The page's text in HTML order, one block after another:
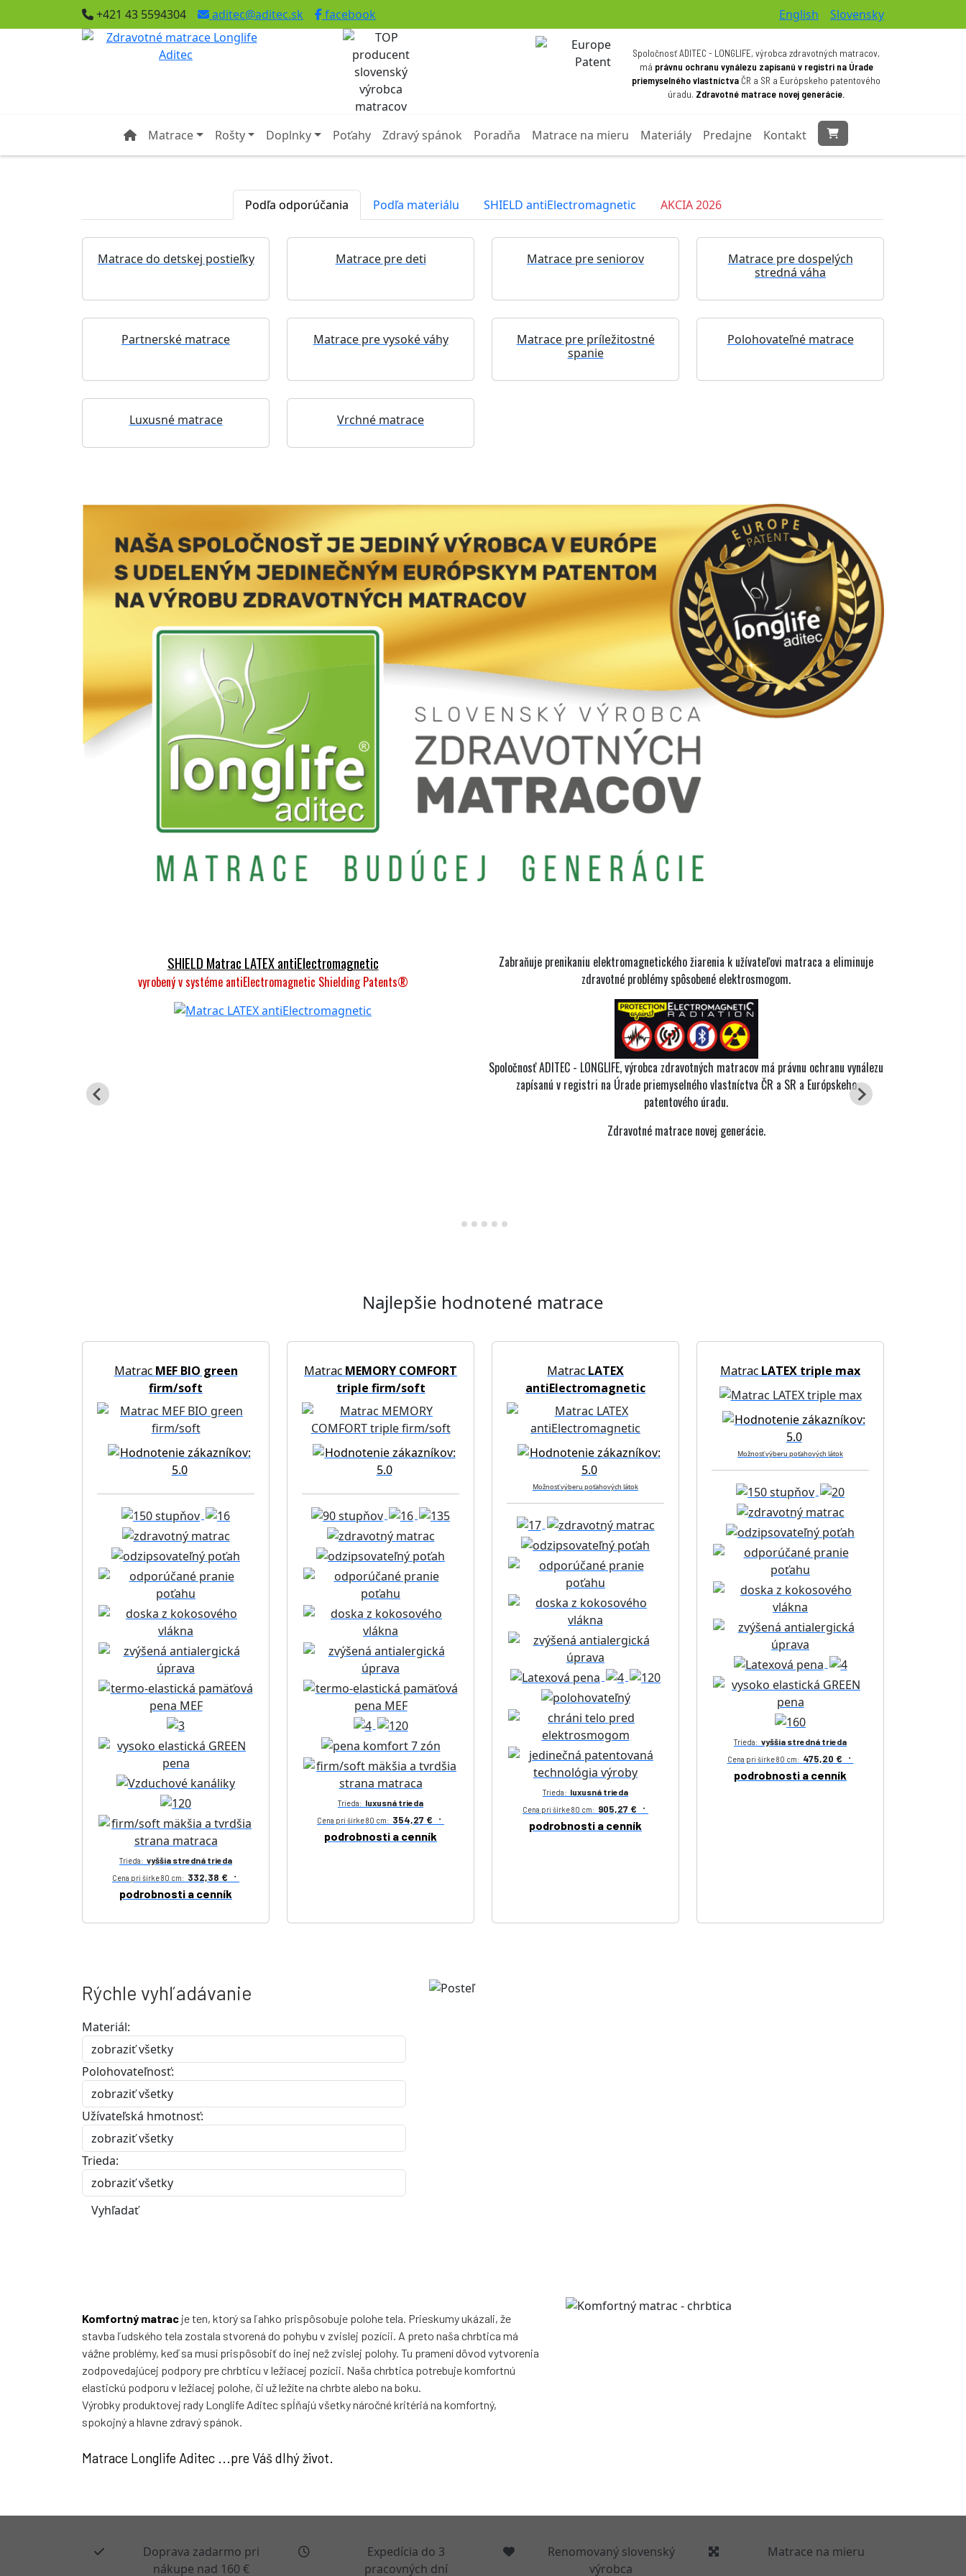
+421 43 5594304 aditec@aditec.sk facebook English Slovensky
Spoločnosť ADITEC - LONGLIFE, výrobca zdravotných matracov,
má právnu ochranu vynálezu zapísanú v registri na Úrade
priemyselného vlastníctvaČR a SR a Európskeho patentového
úradu. Zdravotné matrace novej generácie.
Matrace Rošty Doplnky Poťahy Zdravý spánok Poradňa Matrace na mieru Materiály Predajne Kontakt
Podľa odporúčania Podľa materiálu SHIELD antiElectromagnetic AKCIA 2026
Matrace do detskej postieľky Matrace pre deti Matrace pre seniorov
Matrace pre dospelých
stredná váha
Partnerské matrace Matrace pre vysoké váhy
Matrace pre príležitostné
spanie
Polohovateľné matrace
Luxusné matrace Vrchné matrace
SHIELD Matrac LATEX antiElectromagnetic
vyrobený v systéme antiElectromagnetic Shielding Patents®
Zabraňuje prenikaniu elektromagnetického žiarenia k užívateľovi matraca a eliminuje
zdravotné problémy spôsobené elektrosmogom.
Spoločnosť ADITEC - LONGLIFE, výrobca zdravotných matracov má právnu ochranu vynálezu
zapísanú v registri na Úrade priemyselného vlastníctva ČR a SR a Európskeho
patentového úradu.
Zdravotné matrace novej generácie.
Najlepšie hodnotené matrace
Matrac MEF BIO green
firm/soft
Trieda: vyššia stredná trieda
Cena pri šírke 80 cm: 332,38 € ·
podrobnosti a cenník
Matrac MEMORY COMFORT
triple firm/soft
Trieda: luxusná trieda
Cena pri šírke 80 cm: 354,27 € ·
podrobnosti a cenník
Matrac LATEX
antiElectromagnetic
Možnosť výberu poťahových látok
Trieda: luxusná trieda
Cena pri šírke 80 cm: 905,27 € ·
podrobnosti a cenník
Matrac LATEX triple max
Možnosť výberu poťahových látok
Trieda: vyššia stredná trieda
Cena pri šírke 80 cm: 475,20 € ·
podrobnosti a cenník
Rýchle vyhľadávanie
Materiál:
Polohovateľnosť:
Užívateľská hmotnosť:
Trieda:
Vyhľadať
Komfortný matrac je ten, ktorý sa ľahko prispôsobuje polohe tela. Prieskumy ukázali, že
stavba ľudského tela zostala stvorená do pohybu v zvislej pozícii. A preto naša chrbtica má
vážne problémy, keď sa musí prispôsobiť do inej než zvislej polohy. Tu pramení dôvod vytvorenia
zodpovedajúcej podpory pre chrbticu v ležiacej pozícii. Naša chrbtica potrebuje komfortnú
elastickú podporu v ležiacej polohe, či už ležíte na chrbte alebo na boku.
Výrobky produktovej rady Longlife Aditec spĺňajú všetky náročné kritériá na komfortný,
spokojný a hlavne zdravý spánok.
Matrace Longlife Aditec ...pre Váš dlhý život.
Doprava zadarmo pri
nákupe nad 160 €
Expedícia do 3
pracovných dní
Renomovaný slovenský
výrobca
Matrace na mieru